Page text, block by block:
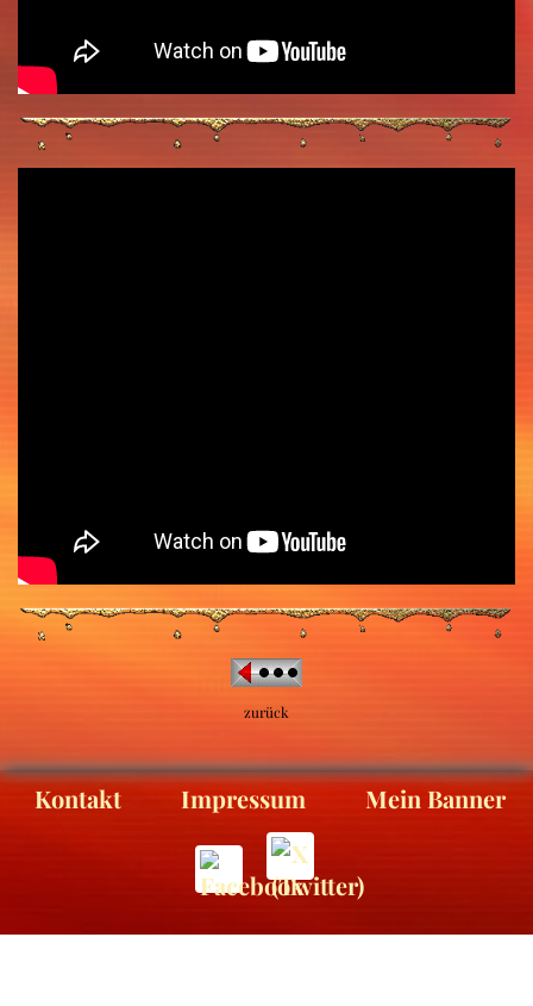
zurück
Kontakt Impressum Mein Banner